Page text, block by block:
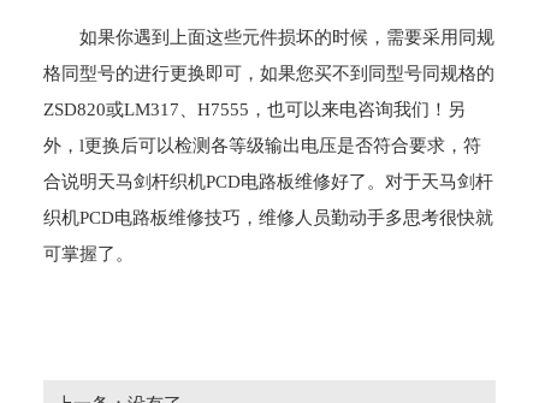
如果你遇到上面这些元件损坏的时候，需要采用同规
格同型号的进行更换即可，如果您买不到同型号同规格的
ZSD820或LM317、H7555，也可以来电咨询我们！另
外，l更换后可以检测各等级输出电压是否符合要求，符
合说明天马剑杆织机PCD电路板维修好了。对于天马剑杆
织机PCD电路板维修技巧，维修人员勤动手多思考很快就
可掌握了。